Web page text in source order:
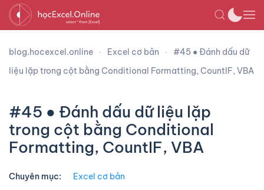
blog.hocexcel.online Excel cơ bản
#45 ● Đánh dấu dữ
liệu lặp trong cột bằng Conditional Formatting, CountIF, VBA
#45 ● Đánh dấu dữ liệu lặp
trong cột bằng Conditional
Formatting, CountIF, VBA
Chuyên mục: Excel cơ bản